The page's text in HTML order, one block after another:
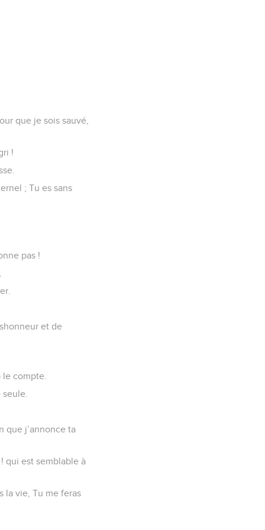
que je sois sauvé,
!
; Tu es sans
pas !
et de
compte.
que j’annonce ta
qui est semblable à
la vie, Tu me feras